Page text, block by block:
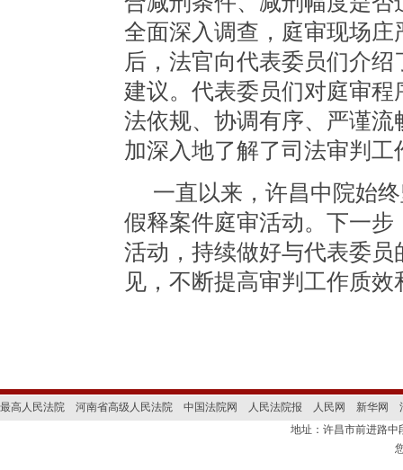
全面深入调查，庭审现场
后，法官向代表委员们介
建议。代表委员们对庭审
法依规、协调有序、严谨
加深入地了解了司法审判
一直以来，许昌中院始
假释案件庭审活动。下一
活动，持续做好与代表委
见，不断提高审判工作质
最高人民法院 河南省高级人民法院 中国法院网 人民法院报 人民网 新华网
地址：许昌市前进路